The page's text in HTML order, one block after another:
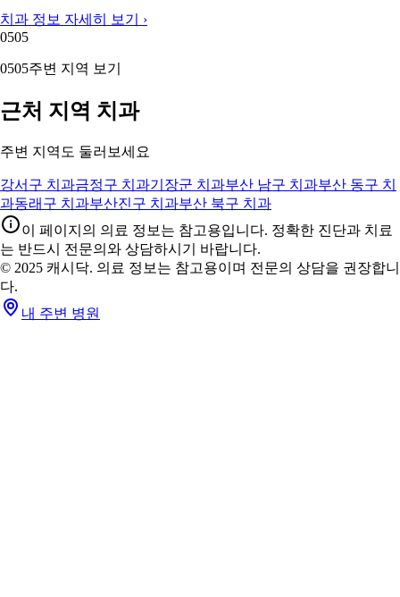
치과 정보 자세히 보기 ›
0505
0505주변 지역 보기
근처 지역 치과
주변 지역도 둘러보세요
강서구 치과금정구 치과기장군 치과부산 남구 치과부산 동구 치
과동래구 치과부산진구 치과부산 북구 치과
이 페이지의 의료 정보는 참고용입니다. 정확한 진단과 치료
는 반드시 전문의와 상담하시기 바랍니다.
© 2025 캐시닥. 의료 정보는 참고용이며 전문의 상담을 권장합니
다.
내 주변 병원